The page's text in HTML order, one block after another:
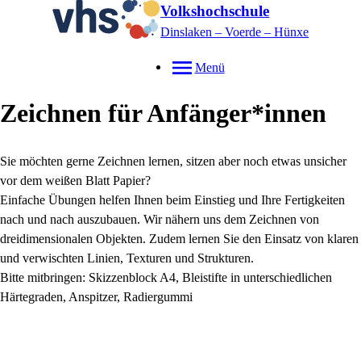
Volkshochschule
Dinslaken – Voerde – Hünxe
Menü
Zeichnen für Anfänger*innen
Sie möchten gerne Zeichnen lernen, sitzen aber noch etwas unsicher
vor dem weißen Blatt Papier?
Einfache Übungen helfen Ihnen beim Einstieg und Ihre Fertigkeiten
nach und nach auszubauen. Wir nähern uns dem Zeichnen von
dreidimensionalen Objekten. Zudem lernen Sie den Einsatz von klaren
und verwischten Linien, Texturen und Strukturen.
Bitte mitbringen: Skizzenblock A4, Bleistifte in unterschiedlichen
Härtegraden, Anspitzer, Radiergummi